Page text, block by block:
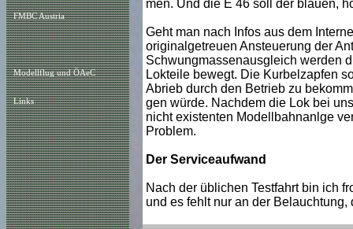
FMBC Austria
Modellflug und ÖAeC
Links
men. Und die E 46 soll der blauen,
Geht man nach Infos aus dem
originalgetreuen Ansteuerung der
Schwungmassenausgleich werden
Lokteile bewegt. Die Kurbelzapfen
Abrieb durch den Betrieb zu
gen würde. Nachdem die Lok bei
nicht existenten Modellbahnanlge
Problem.
Der Serviceaufwand
Nach der üblichen Testfahrt bin ich
und es fehlt nur an der Belauchtung,